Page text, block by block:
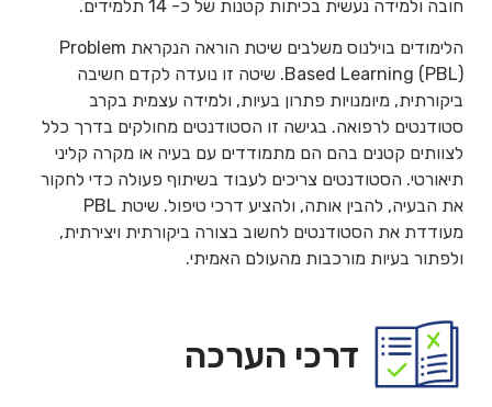
חובה ולמידה נעשית בכיתות קטנות של כ- 14 תלמידים.
הלימודים בוילנוס משלבים שיטת הוראה הנקראת Problem
Based Learning (PBL). שיטה זו נועדה לקדם חשיבה
ביקורתית, מיומנויות פתרון בעיות, ולמידה עצמית בקרב
סטודנטים לרפואה. בגישה זו הסטודנטים מחולקים בדרך כלל
לצוותים קטנים בהם הם מתמודדים עם בעיה או מקרה קליני
תיאורטי. הסטודנטים צריכים לעבוד בשיתוף פעולה כדי לחקור
את הבעיה, להבין אותה, ולהציע דרכי טיפול. שיטת PBL
מעודדת את הסטודנטים לחשוב בצורה ביקורתית ויצירתית,
ולפתור בעיות מורכבות מהעולם האמיתי.
דרכי הערכה